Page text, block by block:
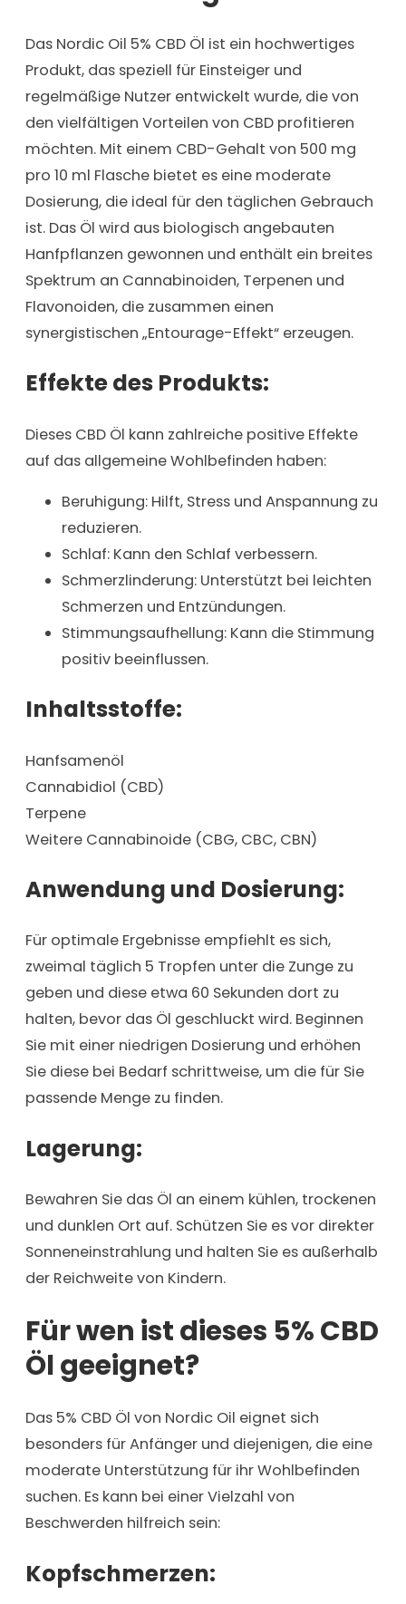
Das Nordic Oil 5% CBD Öl ist ein hochwertiges
Produkt, das speziell für Einsteiger und
regelmäßige Nutzer entwickelt wurde, die von
den vielfältigen Vorteilen von CBD profitieren
möchten. Mit einem CBD-Gehalt von 500 mg
pro 10 ml Flasche bietet es eine moderate
Dosierung, die ideal für den täglichen Gebrauch
ist. Das Öl wird aus biologisch angebauten
Hanfpflanzen gewonnen und enthält ein breites
Spektrum an Cannabinoiden, Terpenen und
Flavonoiden, die zusammen einen
synergistischen „Entourage-Effekt“ erzeugen.
Effekte des Produkts:
Dieses CBD Öl kann zahlreiche positive Effekte
auf das allgemeine Wohlbefinden haben:
Beruhigung: Hilft, Stress und Anspannung zu
reduzieren.
Schlaf: Kann den Schlaf verbessern.
Schmerzlinderung: Unterstützt bei leichten
Schmerzen und Entzündungen.
Stimmungsaufhellung: Kann die Stimmung
positiv beeinflussen.
Inhaltsstoffe:
Hanfsamenöl
Cannabidiol (CBD)
Terpene
Weitere Cannabinoide (CBG, CBC, CBN)
Anwendung und Dosierung:
Für optimale Ergebnisse empfiehlt es sich,
zweimal täglich 5 Tropfen unter die Zunge zu
geben und diese etwa 60 Sekunden dort zu
halten, bevor das Öl geschluckt wird. Beginnen
Sie mit einer niedrigen Dosierung und erhöhen
Sie diese bei Bedarf schrittweise, um die für Sie
passende Menge zu finden.
Lagerung:
Bewahren Sie das Öl an einem kühlen, trockenen
und dunklen Ort auf. Schützen Sie es vor direkter
Sonneneinstrahlung und halten Sie es außerhalb
der Reichweite von Kindern.
Für wen ist dieses 5% CBD
Öl geeignet?
Das 5% CBD Öl von Nordic Oil eignet sich
besonders für Anfänger und diejenigen, die eine
moderate Unterstützung für ihr Wohlbefinden
suchen. Es kann bei einer Vielzahl von
Beschwerden hilfreich sein:
Kopfschmerzen: